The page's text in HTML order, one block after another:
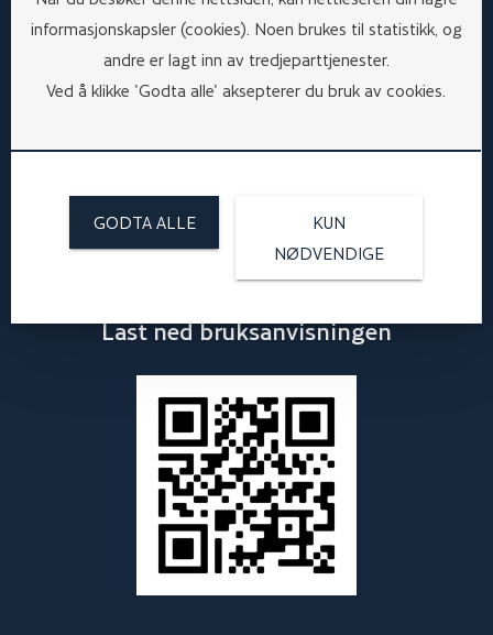
BRUKSANVISNING
Last ned bruksanvisningen
informasjonskapsler (cookies). Noen brukes til statistikk, og
andre er lagt inn av tredjeparttjenester.
Ved å klikke 'Godta alle' aksepterer du bruk av cookies.
GODTA ALLE
KUN
NØDVENDIGE